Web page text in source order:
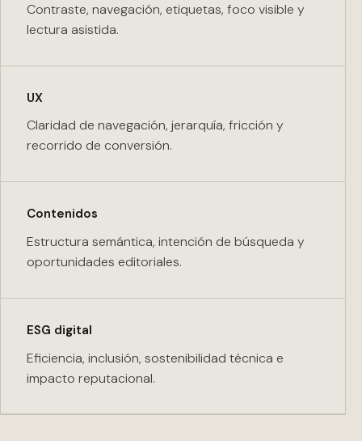
Contraste, navegación, etiquetas, foco visible y
lectura asistida.
UX
Claridad de navegación, jerarquía, fricción y
recorrido de conversión.
Contenidos
Estructura semántica, intención de búsqueda y
oportunidades editoriales.
ESG digital
Eficiencia, inclusión, sostenibilidad técnica e
impacto reputacional.